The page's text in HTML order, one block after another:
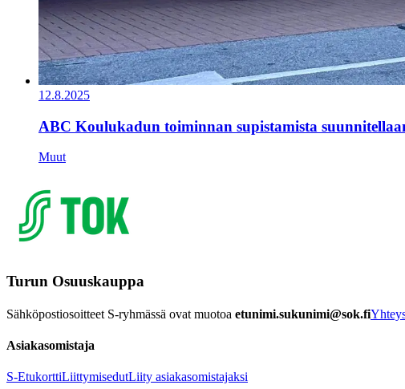
12.8.2025
ABC Koulukadun toiminnan supistamista
Muut
Turun Osuuskauppa
Sähköpostiosoitteet S-ryhmässä ovat muotoa etunimi.sukunimi@sok.fi
Asiakasomistaja
S-EtukorttiLiittymisedutLiity asiakasomistajaksi